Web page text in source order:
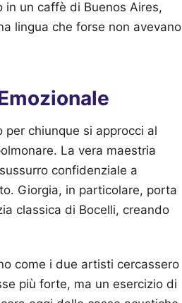
un caffè di Buenos Aires,
lingua che forse non avevano
chiunque si approcci al
La vera maestria
confidenziale a
Giorgia, in particolare, porta
classica di Bocelli, creando
come i due artisti cercassero
più forte, ma un esercizio di